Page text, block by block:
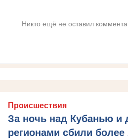
Никто ещё не оставил
Происшествия
За ночь над Кубанью и
регионами сбили